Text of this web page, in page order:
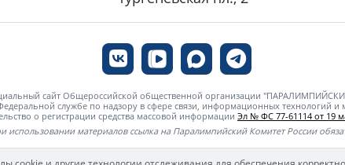
сайт Общероссийской общественной организации
службе по надзору в сфере связи, информационных технологий
о регистрации средства массовой информации Эл № ФС 77-61114 от 19
использовании материалов ссылка на Паралимпийский Комитет России